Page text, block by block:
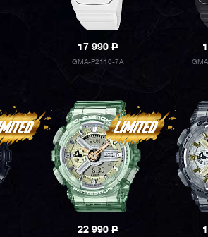
17 990P
GMA-P2110-7A
22 990P